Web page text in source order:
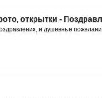
открытки -
и душевные